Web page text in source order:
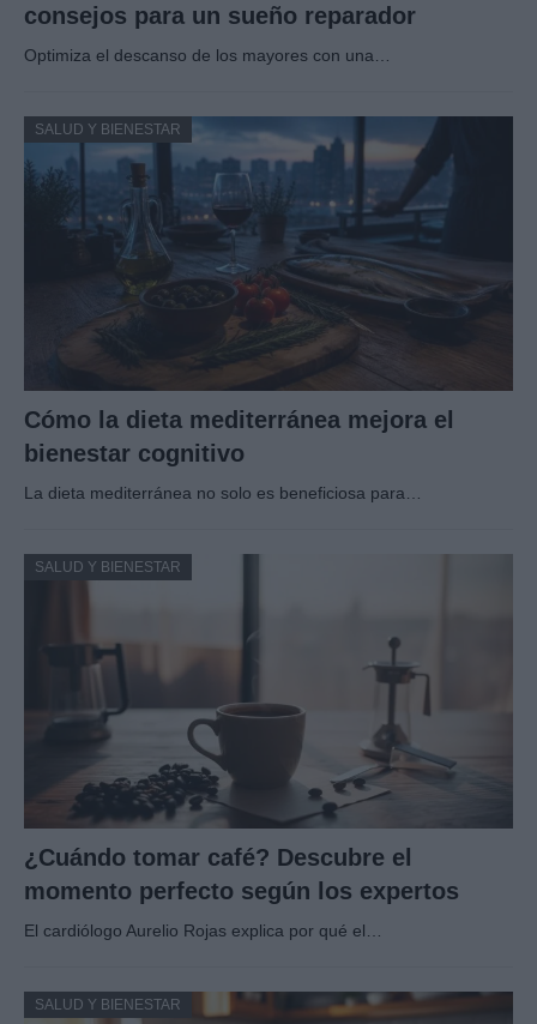
consejos para un sueño reparador
Optimiza el descanso de los mayores con una…
SALUD Y BIENESTAR
Cómo la dieta mediterránea mejora el
bienestar cognitivo
La dieta mediterránea no solo es beneficiosa para…
SALUD Y BIENESTAR
¿Cuándo tomar café? Descubre el
momento perfecto según los expertos
El cardiólogo Aurelio Rojas explica por qué el…
SALUD Y BIENESTAR